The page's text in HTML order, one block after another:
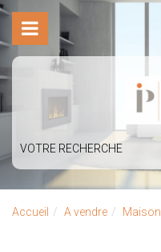
VOTRE RECHERCHE
Accueil A vendre Maison